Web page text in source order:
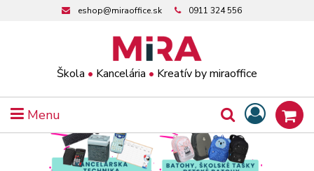
Škola • Kancelária • Kreatív by miraoffice
eshop@miraoffice.sk 0911 324 556
Menu